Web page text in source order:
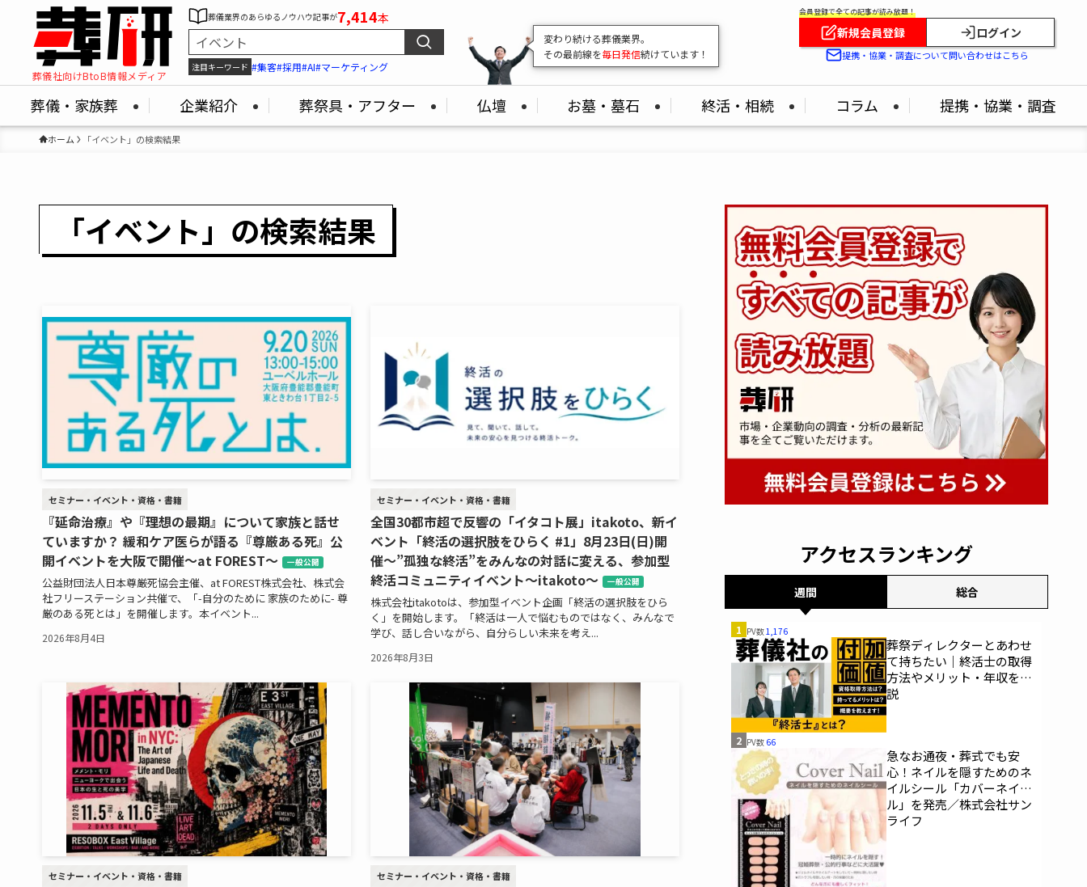
葬儀社向けBtoB情報メディア
葬儀業界のあらゆるノウハウ記事が7,414本
注目キーワード #集客#採用#AI#マーケティング
変わり続ける葬儀業界。
その最前線を毎日発信続けています！
会員登録で全ての記事が読み放題！
新規会員登録 ログイン
提携・協業・調査について問い合わせはこちら
葬儀・家族葬 企業紹介 葬祭具・アフター 仏壇 お墓・墓石 終活・相続 コラム 提携・協業・調査
ホーム 「イベント」の検索結果
「イベント」の検索結果
セミナー・イベント・資格・書籍
『延命治療』や『理想の最期』について家族と話せ
ていますか？ 緩和ケア医らが語る『尊厳ある死』公
開イベントを大阪で開催～at FOREST～
一般公開
公益財団法人日本尊厳死協会主催、at FOREST株式会社、株式会
社フリーステーション共催で、「-自分のために 家族のために- 尊
厳のある死とは」を開催します。本イベント...
2026年8月4日
セミナー・イベント・資格・書籍
全国30都市超で反響の「イタコト展」itakoto、新イ
ベント「終活の選択肢をひらく #1」8月23日(日)開
催～”孤独な終活”をみんなの対話に変える、参加型
終活コミュニティイベント～itakoto～
一般公開
株式会社itakotoは、参加型イベント企画「終活の選択肢をひら
く」を開始します。「終活は一人で悩むものではなく、みんなで
学び、話し合いながら、自分らしい未来を考え...
2026年8月3日
セミナー・イベント・資格・書籍 セミナー・イベント・資格・書籍
アクセスランキング
週間 総合
1 PV数1,176
葬祭ディレクターとあわせ
て持ちたい｜終活士の取得
方法やメリット・年収を解
説
2 PV数 66
急なお通夜・葬式でも安
心！ネイルを隠すためのネ
イルシール「カバーネイ
ル」を発売／株式会社サン
ライフ